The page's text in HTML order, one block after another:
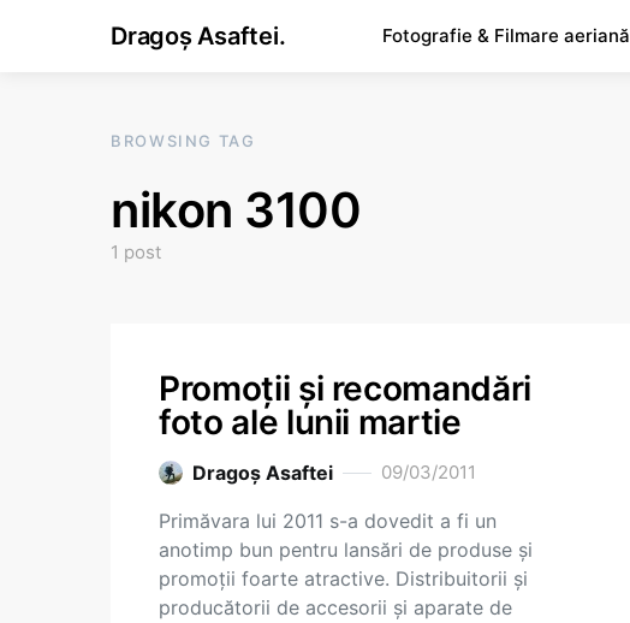
Dragoș Asaftei. Fotografie & Filmare aeriană
BROWSING TAG
nikon 3100
1 post
Promoţii şi recomandări
foto ale lunii martie
Dragoş Asaftei 09/03/2011
Primăvara lui 2011 s-a dovedit a fi un
anotimp bun pentru lansări de produse şi
promoţii foarte atractive. Distribuitorii şi
producătorii de accesorii şi aparate de